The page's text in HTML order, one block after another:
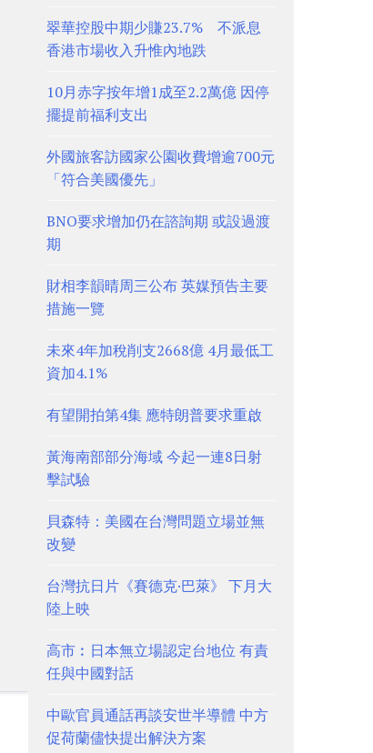
翠華控股中期少賺23.7% 不派息
香港市場收入升惟內地跌
10月赤字按年增1成至2.2萬億 因停
擺提前福利支出
外國旅客訪國家公園收費增逾700元
「符合美國優先」
BNO要求增加仍在諮詢期 或設過渡
期
財相李韻晴周三公布 英媒預告主要
措施一覽
未來4年加稅削支2668億 4月最低工
資加4.1%
有望開拍第4集 應特朗普要求重啟
黃海南部部分海域 今起一連8日射
擊試驗
貝森特：美國在台灣問題立場並無
改變
台灣抗日片《賽德克·巴萊》 下月大
陸上映
高市︰日本無立場認定台地位 有責
任與中國對話
中歐官員通話再談安世半導體 中方
促荷蘭儘快提出解決方案